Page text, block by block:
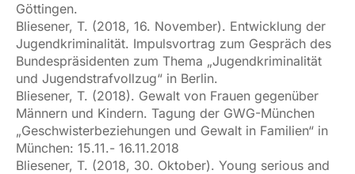
Göttingen.
Bliesener, T. (2018, 16. November). Entwicklung der
Jugendkriminalität. Impulsvortrag zum Gespräch des
Bundespräsidenten zum Thema „Jugendkriminalität
und Jugendstrafvollzug“ in Berlin.
Bliesener, T. (2018). Gewalt von Frauen gegenüber
Männern und Kindern. Tagung der GWG-München
„Geschwisterbeziehungen und Gewalt in Familien“ in
München: 15.11.- 16.11.2018
Bliesener, T. (2018, 30. Oktober). Young serious and